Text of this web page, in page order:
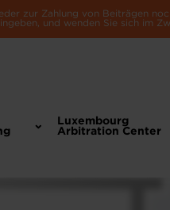
zur Zahlung von Beiträgen
und wenden Sie sich im
Luxembourg
Arbitration Center